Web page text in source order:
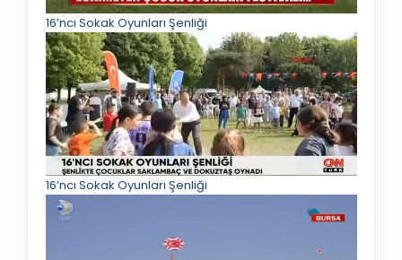
16’ncı Sokak Oyunları Şenliği
16’ncı Sokak Oyunları Şenliği